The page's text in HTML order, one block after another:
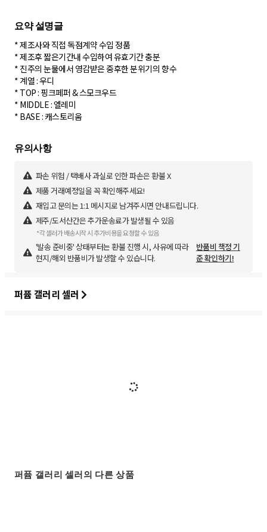
요약 설명글
* 제조사와 직접 독점계약 수입 정품
* 제조후 짧은기간내 수입하여 유효기간 충분
* 진주의 눈물에서 영감받은 중후한 분위기의 향수
* 계열 : 우디
* TOP : 핑크페퍼 & 스모크우드
* MIDDLE : 엘레미
* BASE : 캐스토리움
유의사항
파손 위험 / 택배사 과실로 인한 파손은 환불 X
제품 거래예정일을 꼭 확인해주세요!
재입고 문의는 1:1 메시지로 남겨주시면 안내드립니다.
제주/도서산간은 추가운송료가 발생될 수 있음
*각 셀러가 배송시작 시 추가비용을 요청할 수 있음
'발송 준비중' 상태부터는 환불 진행 시, 사유에 따라
현지/해외 반품비가 발생할 수 있습니다.
반품비 책정 기
준 확인하기!
퍼퓸 갤러리 셀러
퍼퓸 갤러리 셀러의 다른 상품